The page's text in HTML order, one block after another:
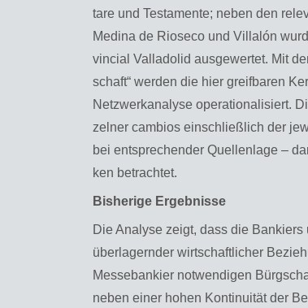
ta­re und Tes­ta­men­te; neben den
Me­di­na de Rio­se­co und Vil­lalón
vin­ci­al Val­la­do­lid aus­ge­wer­tet. Mit
schaft“ wer­den die hier greif­ba­ren
Netz­werkana­ly­se ope­ra­tio­na­li­siert.
zel­ner cam­bi­os ein­schließ­lich der
bei ent­spre­chen­der Quel­len­la­ge –
ken be­trach­tet.
Bis­he­ri­ge Er­geb­nis­se
Die Ana­ly­se zeigt, dass die
über­la­gern­der wirt­schaft­li­cher
Mes­se­ban­kier not­wen­di­gen
neben einer hohen Kon­ti­nui­tät der